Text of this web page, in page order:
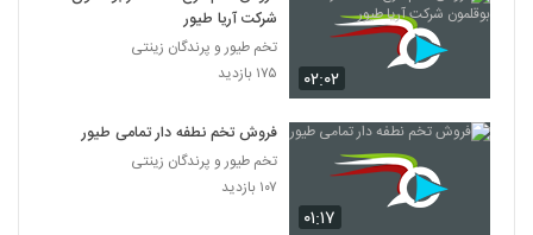
۰۲:۰۲
شرکت آریا طیور
تخم طیور و پرندگان زینتی
۱۷۵ بازدید
۰۱:۱۷
فروش تخم نطفه دار تمامی طیور
تخم طیور و پرندگان زینتی
۱۰۷ بازدید